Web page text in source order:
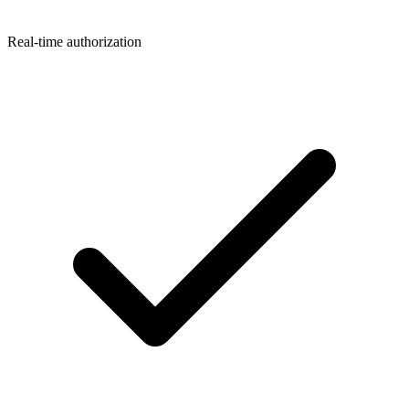
Real-time authorization